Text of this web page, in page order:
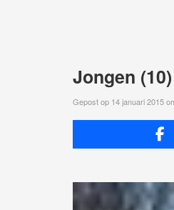
Jongen
Gepost op 14 januari 2015